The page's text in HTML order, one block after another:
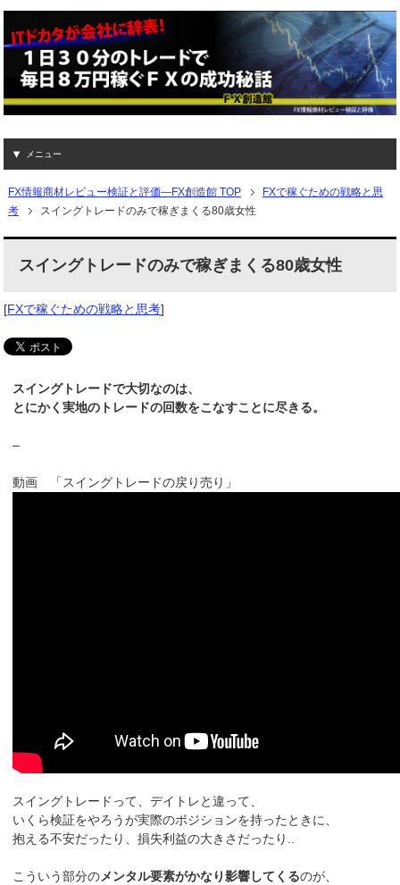
メニュー
FX情報商材レビュー検証と評価―FX創造館 TOP
FXで稼ぐための戦略と思
考
スイングトレードのみで稼ぎまくる80歳女性
スイングトレードのみで稼ぎまくる80歳女性
[FXで稼ぐための戦略と思考]
スイングトレードで大切なのは、
とにかく実地のトレードの回数をこなすことに尽きる。
–
動画 「スイングトレードの戻り売り」
スイングトレードって、デイトレと違って、
いくら検証をやろうが実際のポジションを持ったときに、
抱える不安だったり、損失利益の大きさだったり..
こういう部分のメンタル要素がかなり影響してくるのが、